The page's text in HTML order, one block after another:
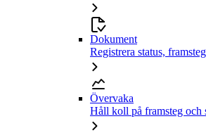
Dokument
Registrera status,
Övervaka
Håll koll på framsteg och